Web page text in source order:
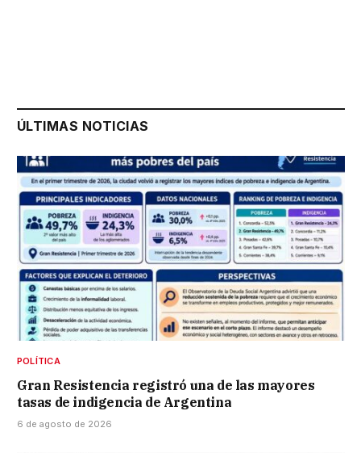
ÚLTIMAS NOTICIAS
POLÍTICA
Gran Resistencia registró una de las mayores
tasas de indigencia de Argentina
6 de agosto de 2026